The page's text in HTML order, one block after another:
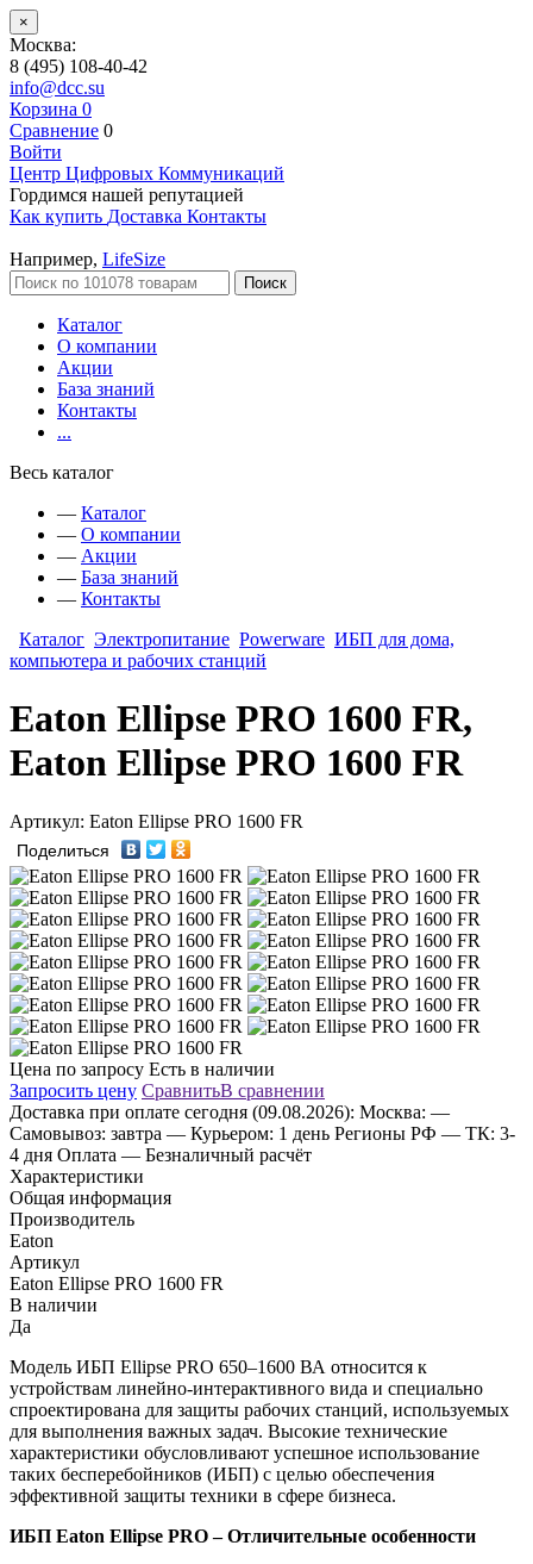
×
Москва:
8 (495) 108-40-42
info@dcc.su
Корзина 0
Сравнение 0
Войти
Центр Цифровых Коммуникаций
Гордимся нашей репутацией
Как купить Доставка Контакты
Например, LifeSize
Поиск
Каталог
О компании
Акции
База знаний
Контакты
...
Весь каталог
— Каталог
— О компании
— Акции
— База знаний
— Контакты
Каталог Электропитание Powerware ИБП для дома,
компьютера и рабочих станций
Eaton Ellipse PRO 1600 FR,
Eaton Ellipse PRO 1600 FR
Артикул: Eaton Ellipse PRO 1600 FR
Поделиться
Цена по запросу Есть в наличии
Запросить цену СравнитьВ сравнении
Доставка при оплате сегодня (09.08.2026): Москва: —
Самовывоз: завтра — Курьером: 1 день Регионы РФ — ТК: 3-
4 дня Оплата — Безналичный расчёт
Характеристики
Общая информация
Производитель
Eaton
Артикул
Eaton Ellipse PRO 1600 FR
В наличии
Да
Модель ИБП Ellipse PRO 650–1600 ВА относится к
устройствам линейно-интерактивного вида и специально
спроектирована для защиты рабочих станций, используемых
для выполнения важных задач. Высокие технические
характеристики обусловливают успешное использование
таких бесперебойников (ИБП) с целью обеспечения
эффективной защиты техники в сфере бизнеса.
ИБП Eaton Ellipse PRO – Отличительные особенности